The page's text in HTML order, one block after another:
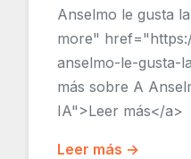
Anselmo le gusta
more"
anselmo-le-gusta-
más sobre A
IA">Leer más</a>
Leer más →